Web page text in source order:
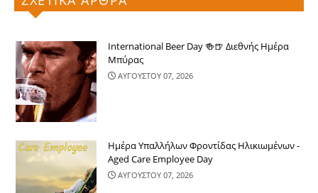
International Beer Day 🍻🍺 Διεθνής Ημέρα
Μπύρας
ΑΥΓΟΥΣΤΟΥ 07, 2026
Ημέρα Υπαλλήλων Φροντίδας Ηλικιωμένων -
Aged Care Employee Day
ΑΥΓΟΥΣΤΟΥ 07, 2026